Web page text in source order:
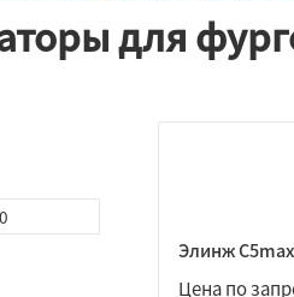
для
Элинж С5max
Цена по